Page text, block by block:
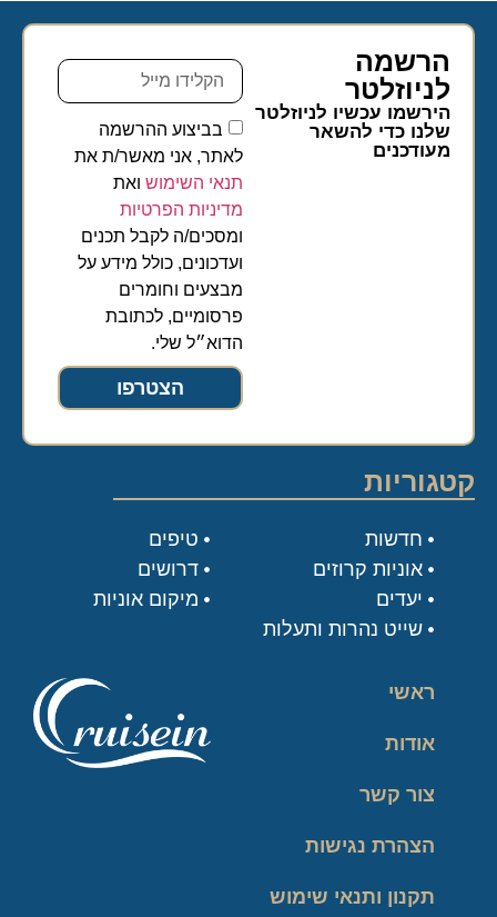
הרשמה
לניוזלטר​
הירשמו עכשיו לניוזלטר
שלנו כדי להשאר
מעודכנים
בביצוע ההרשמה
לאתר, אני מאשר/ת את
תנאי השימושואת
מדיניות הפרטיות
ומסכים/ה לקבל תכנים
ועדכונים, כולל מידע על
מבצעים וחומרים
פרסומיים, לכתובת
הדוא״ל שלי.
הצטרפו
ראשי
אודות
צור קשר
הצהרת נגישות
תקנון ותנאי שימוש
קטגוריות
טיפים
דרושים
מיקום אוניות
חדשות
אוניות קרוזים
יעדים
שייט נהרות ותעלות